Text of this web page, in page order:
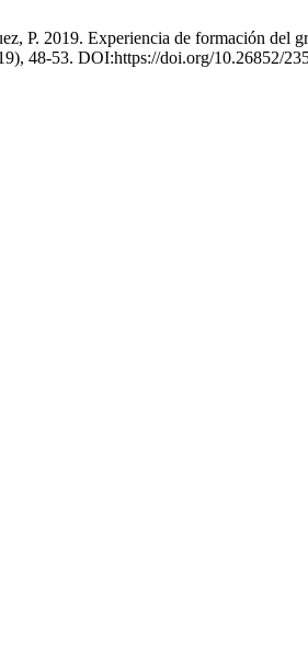
P. 2019. Experiencia de formación del
48-53. DOI:https://doi.org/10.26852/